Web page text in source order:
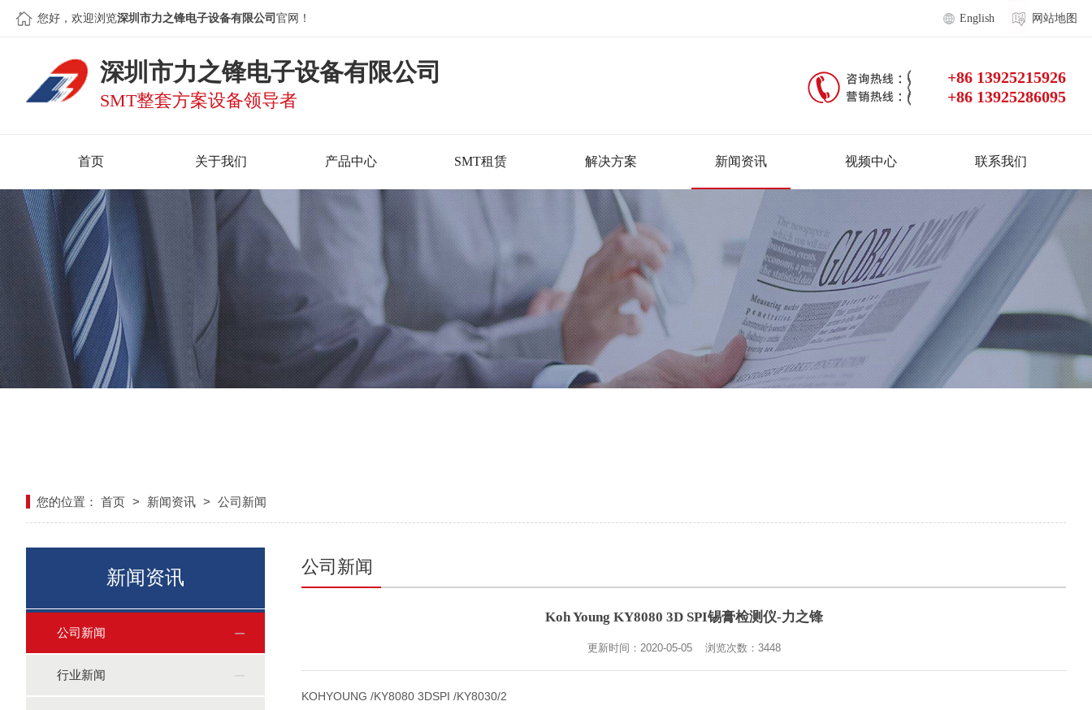
English 网站地图
您好，欢迎浏览深圳市力之锋电子设备有限公司官网！
深圳市力之锋电子设备有限公司
SMT整套方案设备领导者
+86 13925215926
+86 13925286095
首页 关于我们 产品中心 SMT租赁 解决方案 新闻资讯 视频中心 联系我们
您的位置： 首页 > 新闻资讯 > 公司新闻
新闻资讯
公司新闻
行业新闻
公司新闻
Koh Young KY8080 3D SPI锡膏检测仪-力之锋
更新时间：2020-05-05 浏览次数： 3448
KOHYOUNG /KY8080 3DSPI /KY8030/2